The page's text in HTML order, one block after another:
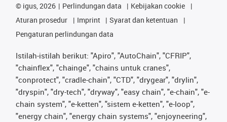
© igus, 2026 Perlindungan data
Kebijakan cookie
Aturan prosedur
Imprint
Syarat dan ketentuan
Pengaturan perlindungan data
Istilah-istilah berikut: "Apiro", "AutoChain", "CFRIP",
"chainflex", "chainge", "chains untuk cranes",
"conprotect", "cradle-chain", "CTD", "drygear", "drylin",
"dryspin", "dry-tech", "dryway", "easy chain", "e-chain", "e-
chain system", "e-ketten", "sistem e-ketten", "e-loop",
"energy chain", "energy chain systems", "enjoyneering",